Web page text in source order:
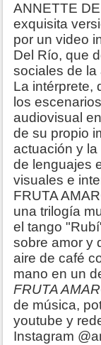
ANNETTE
exquisita
por un video
Del Río, que
sociales de la
La intérprete,
los
audiovisual
de su propio
actuación y
de lenguajes
visuales e
FRUTA
una trilogía
el tango
sobre amor y
aire de café
mano en un
FRUTA
de música,
youtube y
Instagram